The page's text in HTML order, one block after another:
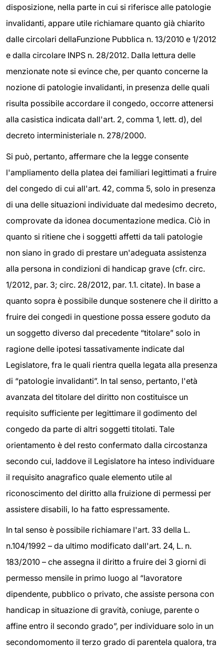
disposizione, nella parte in cui si riferisce alle patologie
invalidanti, appare utile richiamare quanto già chiarito
dalle circolari dellaFunzione Pubblica n. 13/2010 e 1/2012
e dalla circolare INPS n. 28/2012. Dalla lettura delle
menzionate note si evince che, per quanto concerne la
nozione di patologie invalidanti, in presenza delle quali
risulta possibile accordare il congedo, occorre attenersi
alla casistica indicata dall'art. 2, comma 1, lett. d), del
decreto interministeriale n. 278/2000.
Si può, pertanto, affermare che la legge consente
l'ampliamento della platea dei familiari legittimati a fruire
del congedo di cui all'art. 42, comma 5, solo in presenza
di una delle situazioni individuate dal medesimo decreto,
comprovate da idonea documentazione medica. Ciò in
quanto si ritiene che i soggetti affetti da tali patologie
non siano in grado di prestare un'adeguata assistenza
alla persona in condizioni di handicap grave (cfr. circ.
1/2012, par. 3; circ. 28/2012, par. 1.1. citate). In base a
quanto sopra è possibile dunque sostenere che il diritto a
fruire dei congedi in questione possa essere goduto da
un soggetto diverso dal precedente “titolare” solo in
ragione delle ipotesi tassativamente indicate dal
Legislatore, fra le quali rientra quella legata alla presenza
di “patologie invalidanti”. In tal senso, pertanto, l'età
avanzata del titolare del diritto non costituisce un
requisito sufficiente per legittimare il godimento del
congedo da parte di altri soggetti titolati. Tale
orientamento è del resto confermato dalla circostanza
secondo cui, laddove il Legislatore ha inteso individuare
il requisito anagrafico quale elemento utile al
riconoscimento del diritto alla fruizione di permessi per
assistere disabili, lo ha fatto espressamente.
In tal senso è possibile richiamare l'art. 33 della L.
n.104/1992 – da ultimo modificato dall'art. 24, L. n.
183/2010 – che assegna il diritto a fruire dei 3 giorni di
permesso mensile in primo luogo al “lavoratore
dipendente, pubblico o privato, che assiste persona con
handicap in situazione di gravità, coniuge, parente o
affine entro il secondo grado”, per individuare solo in un
secondomomento il terzo grado di parentela qualora, tra